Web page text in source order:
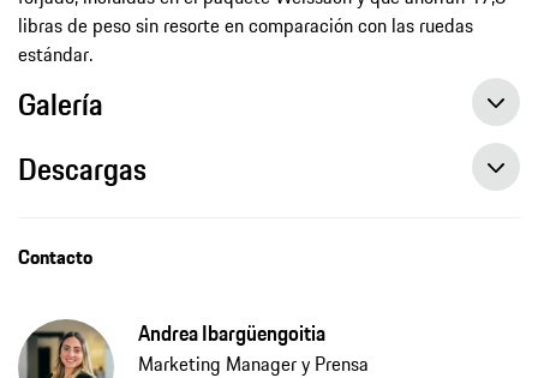
libras de peso sin resorte en comparación con las ruedas
estándar.
Galería
Descargas
Contacto
Andrea Ibargüengoitia
Marketing Manager y Prensa